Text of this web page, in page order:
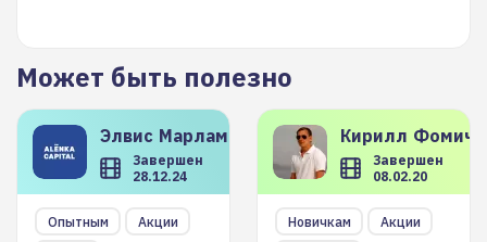
Может быть полезно
Элвис Марламов
Завершен
28.12.24
Опытным
Акции
Кирилл
Завершен
08.02.20
Новичкам
Акции